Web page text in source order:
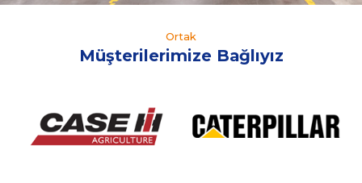
Ortak
Müşterilerimize Bağlıyız